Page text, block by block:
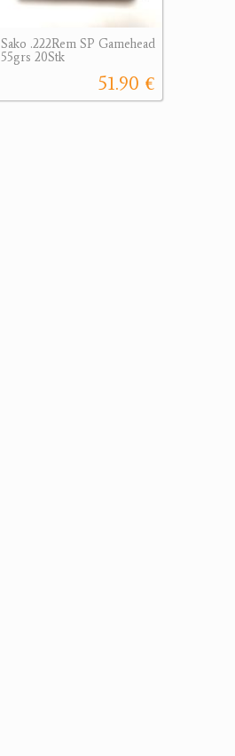
Sako .222Rem SP Gamehead
55grs 20Stk
51.90 €